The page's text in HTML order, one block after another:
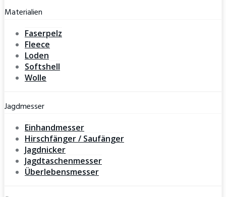
Materialien
Faserpelz
Fleece
Loden
Softshell
Wolle
Jagdmesser
Einhandmesser
Hirschfänger / Saufänger
Jagdnicker
Jagdtaschenmesser
Überlebensmesser